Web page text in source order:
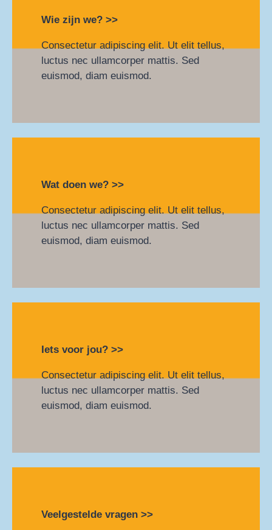
Wie zijn we? >>
Consectetur adipiscing elit. Ut elit tellus,
luctus nec ullamcorper mattis. Sed
euismod, diam euismod.
Wat doen we? >>
Consectetur adipiscing elit. Ut elit tellus,
luctus nec ullamcorper mattis. Sed
euismod, diam euismod.
Iets voor jou? >>
Consectetur adipiscing elit. Ut elit tellus,
luctus nec ullamcorper mattis. Sed
euismod, diam euismod.
Veelgestelde vragen >>